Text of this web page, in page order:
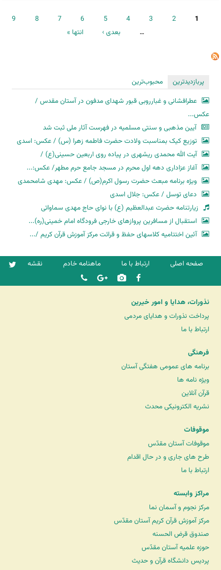
صفحه‌ها
1
2
3
4
5
6
7
8
9
…
بعدی › انتها »
پربازدیدترین
محبوب‌ترین
عطرافشانی و غبارروبی قبور شهدای مدفون در آستان مقدس /
عکس...
آیین مذهبی و سنتی مسلمیه در فهرست آثار ملی ثبت شد
توزیع کیک بمناسبت ولادت حضرت فاطمه زهرا (س) / عکس: اسدی
آیت الله محمدی ریشهری در پیاده روی اربعین حسینی(ع) /
آغاز عزاداری دهه اول محرم در مسجد جامع حرم مطهر/ عکس:...
ویژه برنامه مبعث حضرت رسول اکرم(ص) / عکس: مهدی شامحمدی
دعای توسل / عکس: جلال اسدی
زیارتنامه حضرت عبدالعظیم (ع) با نوای حاج مهدی سماواتی
استقبال از مسافرین پروازهای خارجی فرودگاه امام خمینی(ره)...
آئین اختتامیه کلاسهای حفظ و قرائت مرکز آموزش قرآن کریم /...
صفحه اصلی ارتباط با ما ماهنامه خادم نقشه
نذورات، هدایا و امور خیرین
پرداخت نذورات و هدایای مردمی
ارتباط با ما
فرهنگی
برنامه های عمومی هفتگی آستان
ویژه نامه ها
قرآن آنلاین
نشریه الکترونیکی محدث
موقوفات
موقوفات آستان مقدّس
طرح های جاری و در حال اقدام
ارتباط با ما
مراکز وابسته
مرکز نجوم و آسمان نما
مرکز آموزش قرآن کریم آستان مقدّس
صندوق قرض الحسنه
حوزه علمیه آستان مقدّس
پردیس دانشگاه قرآن و حدیث